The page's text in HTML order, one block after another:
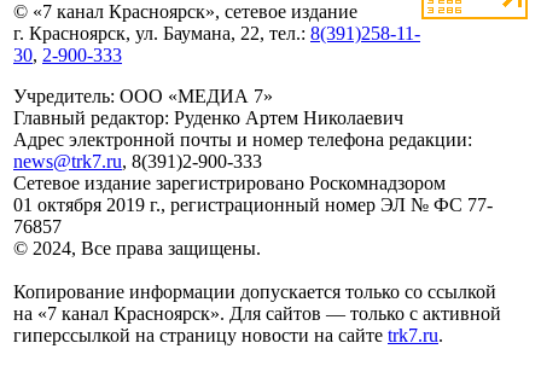
© «7 канал Красноярск», сетевое издание
г. Красноярск, ул. Баумана, 22, тел.: 8(391)258-11-
30, 2-900-333
Учредитель: ООО «МЕДИА 7»
Главный редактор: Руденко Артем Николаевич
Адрес электронной почты и номер телефона редакции:
news@trk7.ru, 8(391)2-900-333
Сетевое издание зарегистрировано Роскомнадзором
01 октября 2019 г., регистрационный номер ЭЛ № ФС 77-
76857
© 2024, Все права защищены.
Копирование информации допускается только со ссылкой
на «7 канал Красноярск». Для сайтов — только с активной
гиперссылкой на страницу новости на сайте trk7.ru.